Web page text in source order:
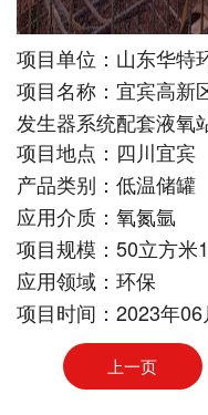
项目单位： 山东华特
项目名称： 宜宾高新
发生器系统配套液氧
项目地点： 四川宜宾
产品类别：低温储罐
应用介质：氧氮氩
项目规模：50立方米
应用领域：环保
项目时间：2023年06
上一页